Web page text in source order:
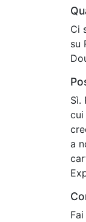
Ci
su
Sì.
cui
a